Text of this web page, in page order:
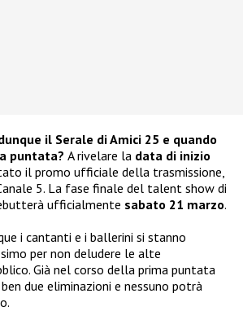
il Serale di Amici 25 e quando
puntata? A rivelare la data di inizio
il promo ufficiale della trasmissione,
5. La fase finale del talent show di
ufficialmente sabato 21 marzo.
i cantanti e i ballerini si stanno
per non deludere le alte
Già nel corso della prima puntata
due eliminazioni e nessuno potrà